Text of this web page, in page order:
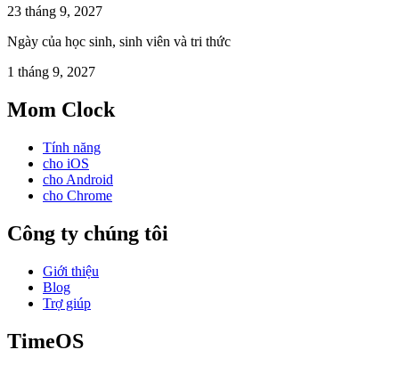
23 tháng 9, 2027
Ngày của học sinh, sinh viên và tri thức
1 tháng 9, 2027
Mom Clock
Tính năng
cho iOS
cho Android
cho Chrome
Công ty chúng tôi
Giới thiệu
Blog
Trợ giúp
TimeOS